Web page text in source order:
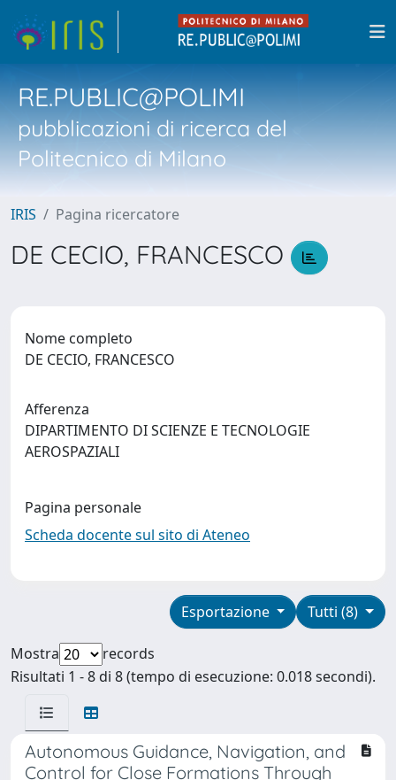
RE.PUBLIC@POLIMI
pubblicazioni di ricerca del
Politecnico di Milano
IRIS Pagina ricercatore
DE CECIO, FRANCESCO
Nome completo
DE CECIO, FRANCESCO
Afferenza
DIPARTIMENTO DI SCIENZE E TECNOLOGIE
AEROSPAZIALI
Pagina personale
Scheda docente sul sito di Ateneo
Tutti (8)
Esportazione
Mostra
records
Risultati 1 - 8 di 8 (tempo di esecuzione: 0.018 secondi).
Autonomous Guidance, Navigation, and
Control for Close Formations Through